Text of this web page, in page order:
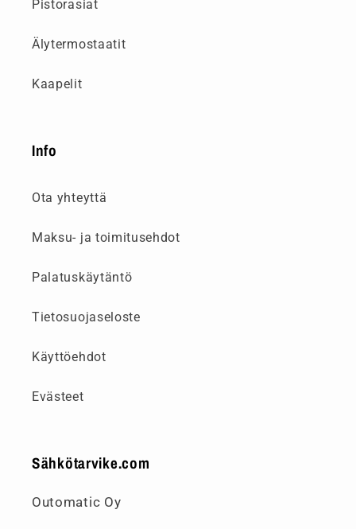
Pistorasiat
Älytermostaatit
Kaapelit
Info
Ota yhteyttä
Maksu- ja toimitusehdot
Palatuskäytäntö
Tietosuojaseloste
Käyttöehdot
Evästeet
Sähkötarvike.com
Outomatic Oy